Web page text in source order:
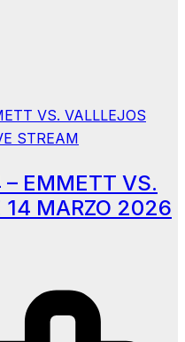
– EMMETT VS.
14 MARZO 2026